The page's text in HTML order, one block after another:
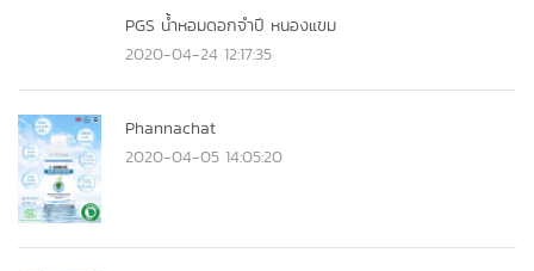
PGS น้ำหอมดอกจำปี หนองแขม
2020-04-24 12:17:35
Phannachat
2020-04-05 14:05:20